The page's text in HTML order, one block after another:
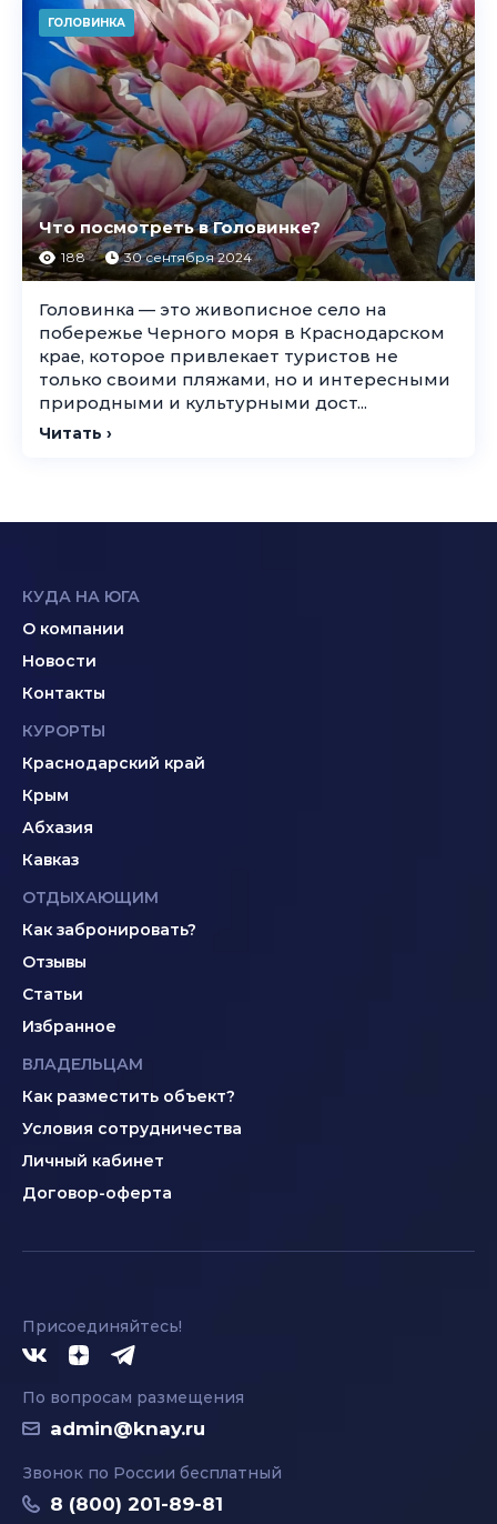
ГОЛОВИНКА
Что посмотреть в Головинке?
188 30 сентября 2024
Головинка — это живописное село на
побережье Черного моря в Краснодарском
крае, которое привлекает туристов не
только своими пляжами, но и интересными
природными и культурными дост...
Читать ›
КУДА НА ЮГА
О компании
Новости
Контакты
КУРОРТЫ
Краснодарский край
Крым
Абхазия
Кавказ
ОТДЫХАЮЩИМ
Как забронировать?
Отзывы
Статьи
Избранное
ВЛАДЕЛЬЦАМ
Как разместить объект?
Условия сотрудничества
Личный кабинет
Договор-оферта
Присоединяйтесь!
По вопросам размещения
admin@knay.ru
Звонок по России бесплатный
8 (800) 201-89-81